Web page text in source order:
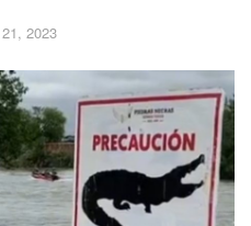
2023